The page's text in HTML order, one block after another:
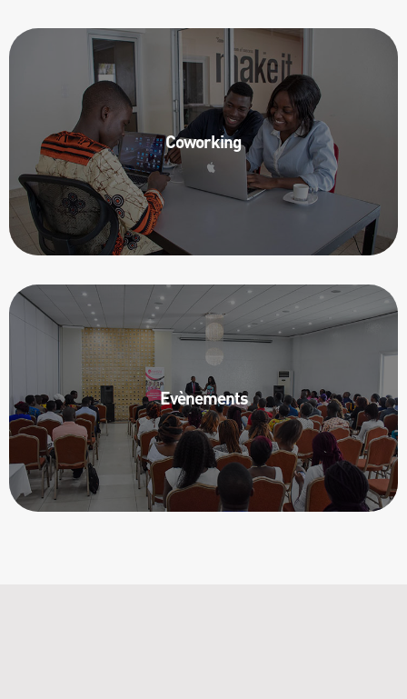
Coworking
Des espaces équipés et modulables
à souhait pour vous accueillir.
En savoir plus
Evènements
Notre équipe travaille en synergie
avec les entreprises pour organiser
des événements de haut standing.
En savoir plus